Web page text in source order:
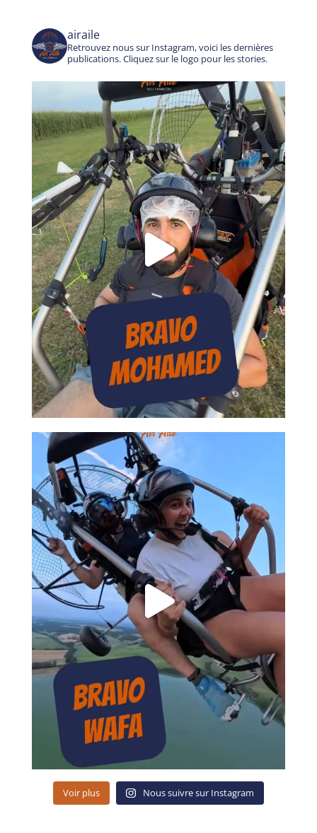
airaile
Retrouvez nous sur Instagram, voici les dernières
publications. Cliquez sur le logo pour les stories.
Voir plus Nous suivre sur Instagram